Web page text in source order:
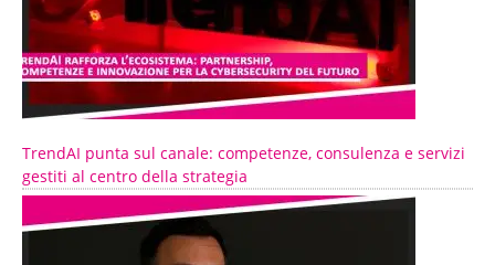
TrendAI punta sul canale: competenze, consulenza e servizi
gestiti al centro della strategia